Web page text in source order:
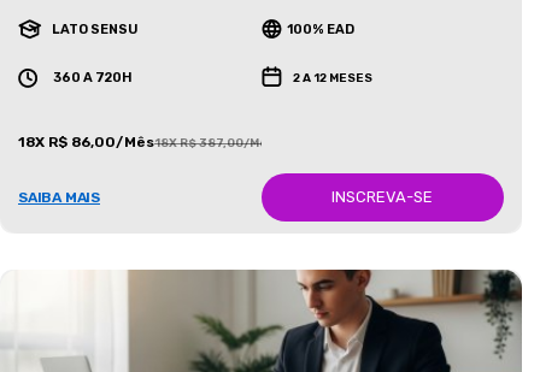
LATO SENSU 100% EAD
360 A 720H 2 A 12 MESES
18X R$ 86,00/Mês18X R$ 387,00/Mês
SAIBA MAIS INSCREVA-SE